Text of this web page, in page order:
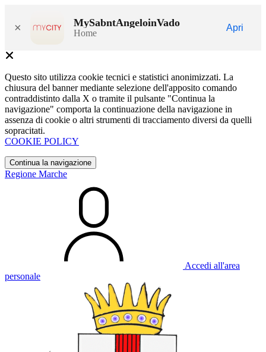
× MySabntAngeloinVado
Home
Apri
Questo sito utilizza cookie tecnici e statistici anonimizzati. La
chiusura del banner mediante selezione dell'apposito comando
contraddistinto dalla X o tramite il pulsante "Continua la
navigazione" comporta la continuazione della navigazione in
assenza di cookie o altri strumenti di tracciamento diversi da quelli
sopracitati.
COOKIE POLICY
Continua la navigazione
Regione Marche
Accedi all'area
personale